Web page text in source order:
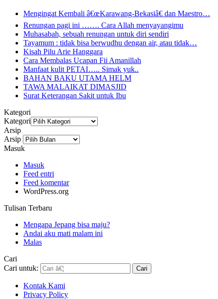
Mengingat Kembali â€œKarawang-Bekasiâ€ dan Maestro…
Renungan pagi ini ……. Cara Allah menyayangimu
Muhasabah, sebuah renungan untuk diri sendiri
Tayamum : tidak bisa berwudhu dengan air, atau tidak…
Kisah Pilu Arie Hanggara
Cara Membalas Ucapan Fii Amanillah
Manfaat kulit PETAI….. Simak yuk..
BAHAN BAKU UTAMA HELM
TAWA MALAIKAT DIMASJID
Surat Keterangan Sakit untuk Ibu
Kategori
Kategori
Arsip
Arsip
Masuk
Masuk
Feed entri
Feed komentar
WordPress.org
Tulisan Terbaru
Mengapa Jepang bisa maju?
Andai aku mati malam ini
Malas
Cari
Cari untuk:
Kontak Kami
Privacy Policy